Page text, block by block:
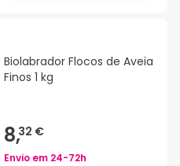
Biolabrador Flocos de Aveia
Finos 1 kg
8,32 €
Envio em 24-72h